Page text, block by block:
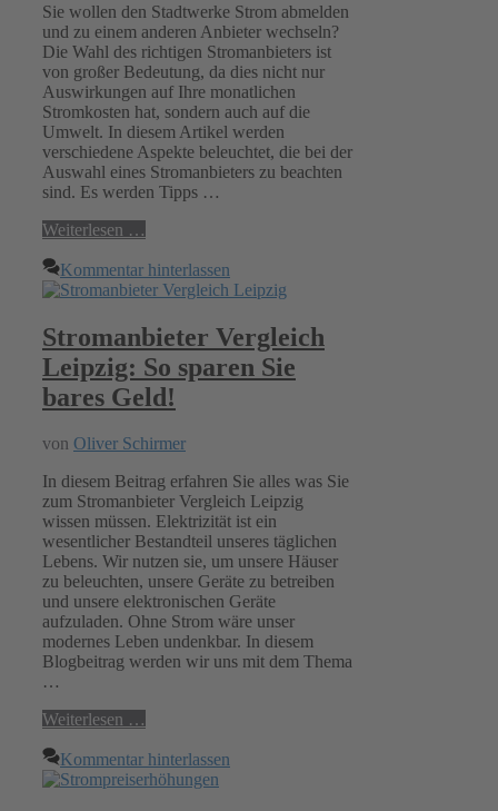
Sie wollen den Stadtwerke Strom abmelden
und zu einem anderen Anbieter wechseln?
Die Wahl des richtigen Stromanbieters ist
von großer Bedeutung, da dies nicht nur
Auswirkungen auf Ihre monatlichen
Stromkosten hat, sondern auch auf die
Umwelt. In diesem Artikel werden
verschiedene Aspekte beleuchtet, die bei der
Auswahl eines Stromanbieters zu beachten
sind. Es werden Tipps …
Weiterlesen …
Kommentar hinterlassen
Stromanbieter Vergleich
Leipzig: So sparen Sie
bares Geld!
von Oliver Schirmer
In diesem Beitrag erfahren Sie alles was Sie
zum Stromanbieter Vergleich Leipzig
wissen müssen. Elektrizität ist ein
wesentlicher Bestandteil unseres täglichen
Lebens. Wir nutzen sie, um unsere Häuser
zu beleuchten, unsere Geräte zu betreiben
und unsere elektronischen Geräte
aufzuladen. Ohne Strom wäre unser
modernes Leben undenkbar. In diesem
Blogbeitrag werden wir uns mit dem Thema
…
Weiterlesen …
Kommentar hinterlassen